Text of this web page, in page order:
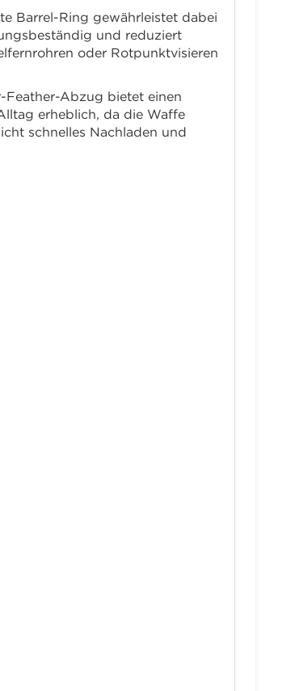
Barrel-Ring gewährleistet dabei
und reduziert
oder Rotpunktvisieren
Feather-Abzug bietet einen
erheblich, da die Waffe
schnelles Nachladen und